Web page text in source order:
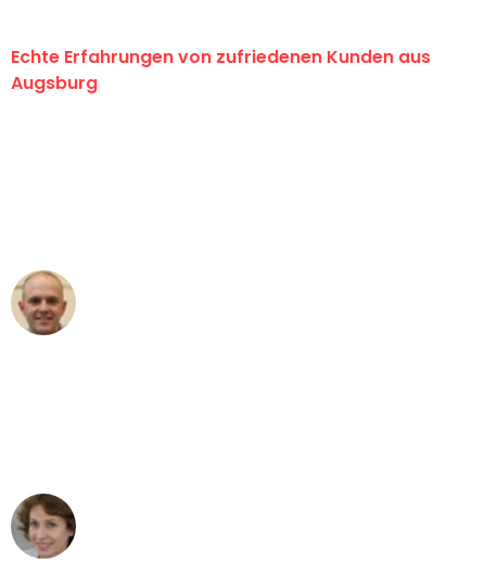
Echte Erfahrungen von zufriedenen Kunden aus
Augsburg